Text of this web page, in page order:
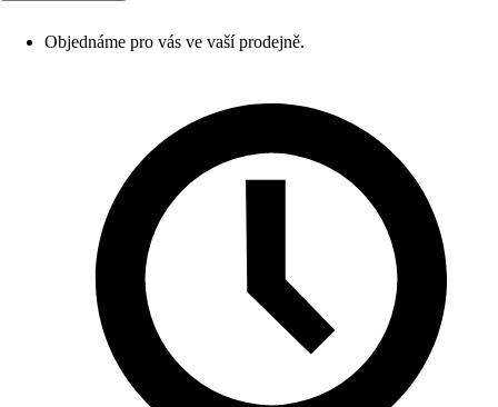
Objednáme pro vás ve vaší prodejně.